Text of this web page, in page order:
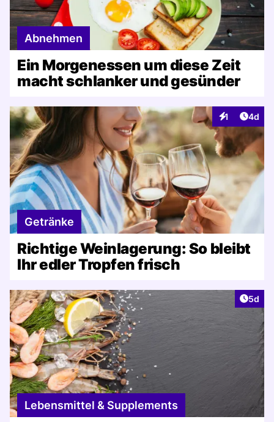
Abnehmen
Ein Morgenessen um diese Zeit
macht schlanker und gesünder
1
Interaktionen
4d
Getränke
Richtige Weinlagerung: So bleibt
Ihr edler Tropfen frisch
5d
Lebensmittel & Supplements